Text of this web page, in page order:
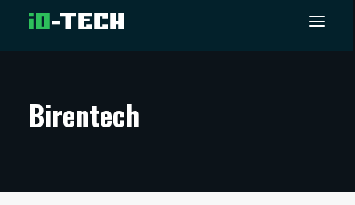
ARTIKKELIT
TECHBBS
Birentech